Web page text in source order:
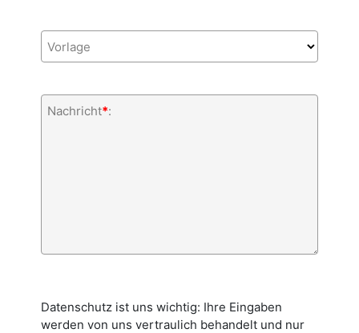
Vorlage
Nachricht*:
Datenschutz ist uns wichtig: Ihre Eingaben
werden von uns vertraulich behandelt und nur